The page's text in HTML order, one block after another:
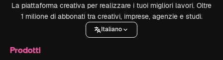
La piattaforma creativa per realizzare i tuoi migliori lavori. Oltre
1 milione di abbonati tra creativi, imprese, agenzie e studi.
Italiano
Prodotti